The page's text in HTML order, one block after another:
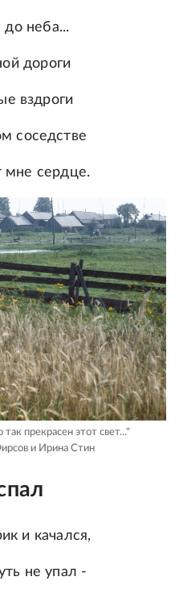
до неба...
дороги
вздроги
соседстве
мне сердце.
прекрасен этот свет..."
и Ирина Стин
и качался,
не упал -